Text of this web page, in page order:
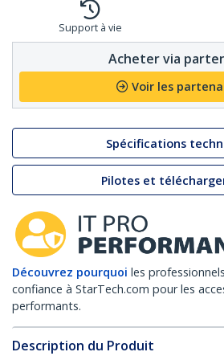
Support à vie
Acheter via
Voir les
Spécifications
Pilotes et
Découvrez pourquoi les
confiance à StarTech.com pour les
performants.
Description du Produit